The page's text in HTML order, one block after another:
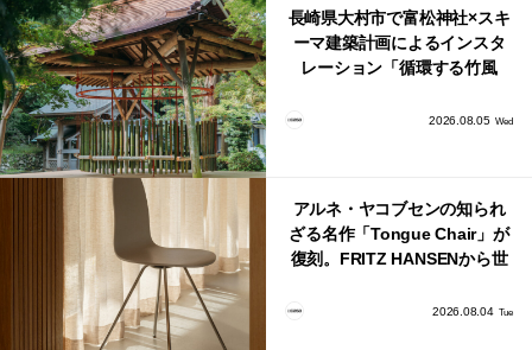
長崎県大村市で富松神社×スキ
ーマ建築計画によるインスタ
レーション「循環する竹風
2026.08.05 Wed
アルネ・ヤコブセンの知られ
ざる名作「Tongue Chair」が
復刻。FRITZ HANSENから世
2026.08.04 Tue